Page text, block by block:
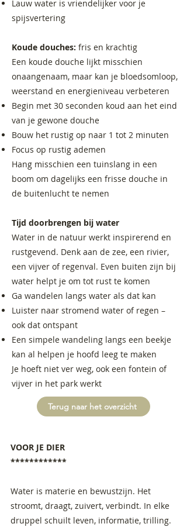
Lauw water is vriendelijker voor je
spijsvertering
Koude douches: fris en krachtig
Een koude douche lijkt misschien
onaangenaam, maar kan je bloedsomloop,
weerstand en energieniveau verbeteren
Begin met 30 seconden koud aan het eind
van je gewone douche
Bouw het rustig op naar 1 tot 2 minuten
Focus op rustig ademen
Hang misschien een tuinslang in een
boom om dagelijks een frisse douche in
de buitenlucht te nemen
Tijd doorbrengen bij water
Water in de natuur werkt inspirerend en
rustgevend. Denk aan de zee, een rivier,
een vijver of regenval. Even buiten zijn bij
water helpt je om tot rust te komen
Ga wandelen langs water als dat kan
Luister naar stromend water of regen –
ook dat ontspant
Een simpele wandeling langs een beekje
kan al helpen je hoofd leeg te maken
Je hoeft niet ver weg, ook een fontein of
vijver in het park werkt
Terug naar het overzicht
VOOR JE DIER
************
Water is materie en bewustzijn. Het
stroomt, draagt, zuivert, verbindt. In elke
druppel schuilt leven, informatie, trilling.